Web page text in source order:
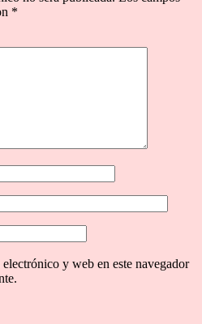
*
y web en este navegador